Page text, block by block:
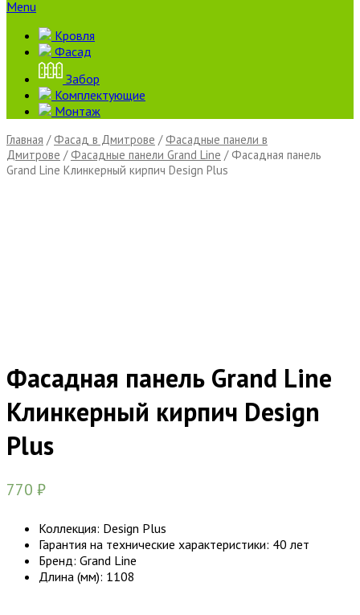
Menu
Кровля
Фасад
Забор
Комплектующие
Монтаж
Главная /Фасад в Дмитрове /Фасадные панели в
Дмитрове /Фасадные панели Grand Line / Фасадная панель
Grand Line Клинкерный кирпич Design Plus
Фасадная панель Grand Line
Клинкерный кирпич Design
Plus
770 ₽
Коллекция: Design Plus
Гарантия на технические характеристики: 40 лет
Бренд: Grand Line
Длина (мм): 1108